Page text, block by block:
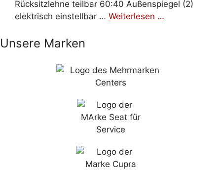
Rücksitzlehne teilbar 60:40 Außenspiegel (2)
elektrisch einstellbar … Weiterlesen …
Unsere Marken